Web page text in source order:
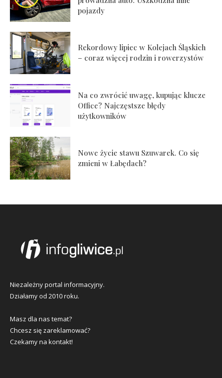
pojazdy
Rekordowy lipiec w Kolejach Śląskich
– coraz więcej rodzin i rowerzystów
Na co zwrócić uwagę, kupując klucze
Office? Najczęstsze błędy
użytkowników
Nowe życie stawu Szuwarek. Co się
zmieni w Łabędach?
Niezależny portal informacyjny.
Działamy od 2010 roku.
Masz dla nas temat?
Chcesz się zareklamować?
Czekamy na kontakt!